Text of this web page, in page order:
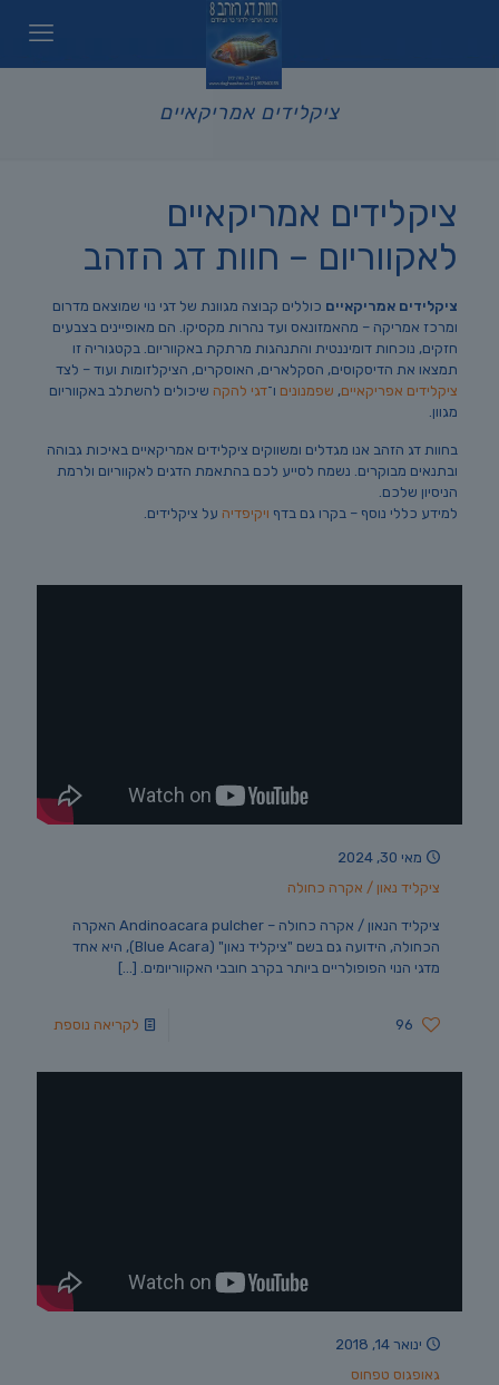
ציקלידים אמריקאיים
ציקלידים אמריקאיים
לאקווריום – חוות דג הזהב
ציקלידים אמריקאיים כוללים קבוצה מגוונת של דגי נוי שמוצאם מדרום
ומרכז אמריקה – מהאמזונאס ועד נהרות מקסיקו. הם מאופיינים בצבעים
חזקים, נוכחות דומיננטית והתנהגות מרתקת באקווריום. בקטגוריה זו
תמצאו את הדיסקוסים, הסקלארים, האוסקרים, הציקלזומות ועוד – לצד
ציקלידים אפריקאיים, שפמנונים ו־דגי להקה שיכולים להשתלב באקווריום
מגוון.
בחוות דג הזהב אנו מגדלים ומשווקים ציקלידים אמריקאיים באיכות גבוהה
ובתנאים מבוקרים. נשמח לסייע לכם בהתאמת הדגים לאקווריום ולרמת
הניסיון שלכם.
למידע כללי נוסף – בקרו גם בדף ויקיפדיה על ציקלידים.
מאי 30, 2024
ציקליד נאון / אקרה כחולה
ציקליד הנאון / אקרה כחולה – Andinoacara pulcher האקרה
הכחולה, הידועה גם בשם "ציקליד נאון" (Blue Acara), היא אחד
מדגי הנוי הפופולריים ביותר בקרב חובבי האקווריומים. […]
96 לקריאה נוספת
ינואר 14, 2018
גאופגוס טפחוס